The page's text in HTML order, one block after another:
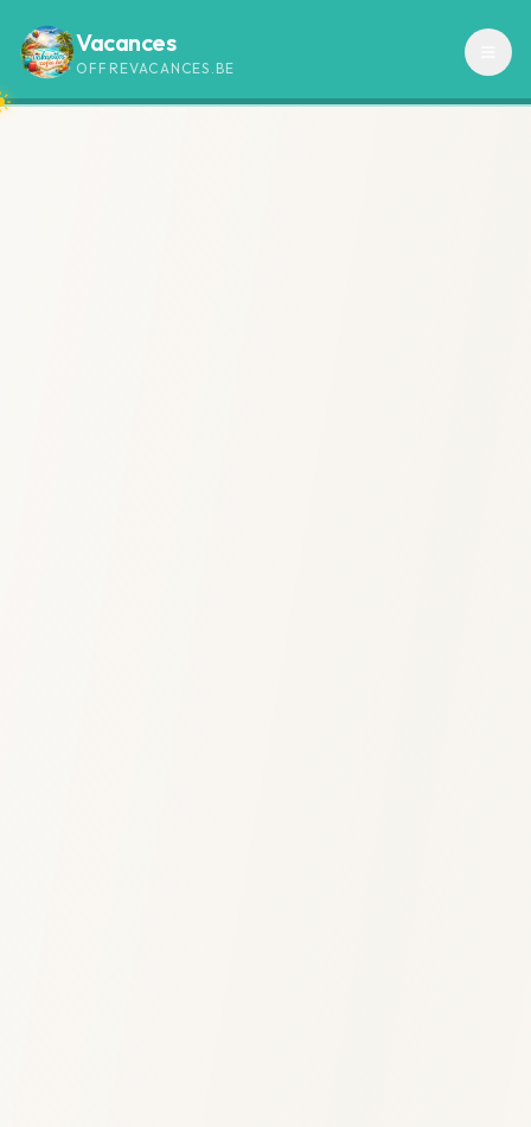
Vacances
OFFREVACANCES.BE